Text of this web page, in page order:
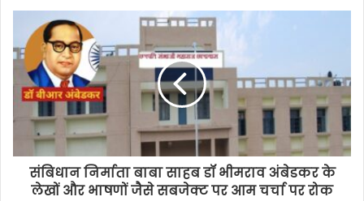
संबिधान निर्माता बाबा साहब डॉ भीमराव अंबेडकर के
लेखों और भाषणों जैसे सबजेक्ट पर आम चर्चा पर रोक